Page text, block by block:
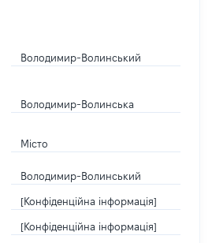
Володимир-Волинський
Володимир-Волинська
Місто
Володимир-Волинський
[Конфіденційна інформація]
[Конфіденційна інформація]